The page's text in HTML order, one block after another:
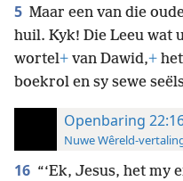
5 Maar een van die
huil. Kyk! Die Leeu wat
wortel+ van Dawid,+
boekrol en sy sewe
Openbaring
Nuwe Wêreld-
16 “‘Ek, Jesus, het my